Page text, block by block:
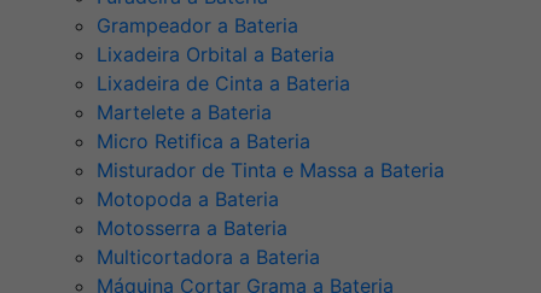
Grampeador a Bateria
Lixadeira Orbital a Bateria
Lixadeira de Cinta a Bateria
Martelete a Bateria
Micro Retifica a Bateria
Misturador de Tinta e Massa a Bateria
Motopoda a Bateria
Motosserra a Bateria
Multicortadora a Bateria
Máquina Cortar Grama a Bateria